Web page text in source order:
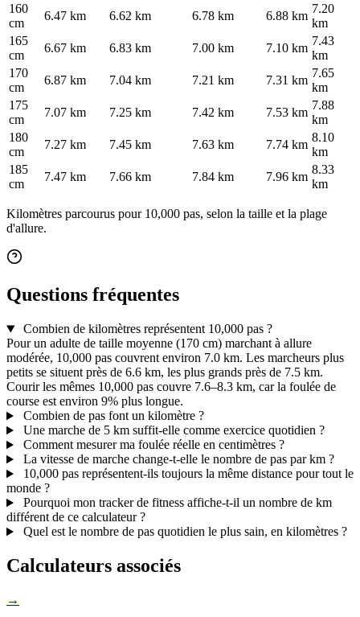
160
cm
6.47 km 6.62 km 6.78 km 6.88 km
7.20
km
165
cm
6.67 km 6.83 km 7.00 km 7.10 km
7.43
km
170
cm
6.87 km 7.04 km 7.21 km 7.31 km
7.65
km
175
cm
7.07 km 7.25 km 7.42 km 7.53 km
7.88
km
180
cm
7.27 km 7.45 km 7.63 km 7.74 km
8.10
km
185
cm
7.47 km 7.66 km 7.84 km 7.96 km
8.33
km
Kilomètres parcourus pour 10,000 pas, selon la taille et la plage
d'allure.
Questions fréquentes
Combien de kilomètres représentent 10,000 pas ?
Pour un adulte de taille moyenne (170 cm) marchant à allure
modérée, 10,000 pas couvrent environ 7.0 km. Les marcheurs plus
petits se situent près de 6.6 km, les plus grands près de 7.5 km.
Courir les mêmes 10,000 pas couvre 7.6–8.3 km, car la foulée de
course est environ 9% plus longue.
Combien de pas font un kilomètre ?
Une marche de 5 km suffit-elle comme exercice quotidien ?
Comment mesurer ma foulée réelle en centimètres ?
La vitesse de marche change-t-elle le nombre de pas par km ?
10,000 pas représentent-ils toujours la même distance pour tout le
monde ?
Pourquoi mon tracker de fitness affiche-t-il un nombre de km
différent de ce calculateur ?
Quel est le nombre de pas quotidien le plus sain, en kilomètres ?
Calculateurs associés
→